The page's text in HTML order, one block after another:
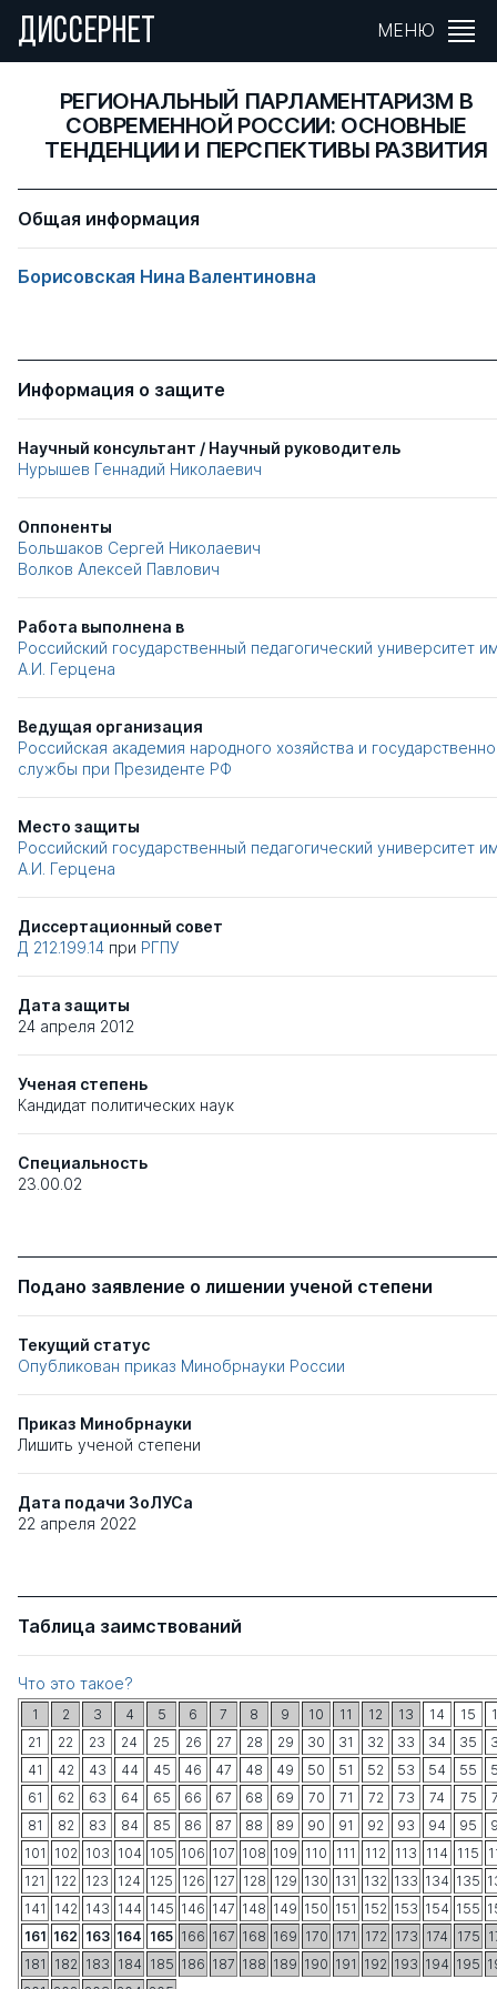
ДИССЕРНЕТ МЕНЮ
РЕГИОНАЛЬНЫЙ ПАРЛАМЕНТАРИЗМ В
СОВРЕМЕННОЙ РОССИИ: ОСНОВНЫЕ
ТЕНДЕНЦИИ И ПЕРСПЕКТИВЫ РАЗВИТИЯ
Общая информация
Борисовская Нина Валентиновна
Информация о защите
Научный консультант / Научный руководитель
Нурышев Геннадий Николаевич
Оппоненты
Большаков Сергей Николаевич
Волков Алексей Павлович
Работа выполнена в
Российский государственный педагогический университет
А.И. Герцена
Ведущая организация
Российская академия народного хозяйства и
службы при Президенте РФ
Место защиты
Российский государственный педагогический университет
А.И. Герцена
Диссертационный совет
Д 212.199.14 при РГПУ
Дата защиты
24 апреля 2012
Ученая степень
Кандидат политических наук
Специальность
23.00.02
Подано заявление о лишении ученой степени
Текущий статус
Опубликован приказ Минобрнауки России
Приказ Минобрнауки
Лишить ученой степени
Дата подачи ЗоЛУСа
22 апреля 2022
Таблица заимствований
Что это такое?
1 2 3 4 5 6 7 8 9 10 11 12 13 14 15
21
22 23 24 25 26 27 28 29 30 31 32 33 34 35
41
42 43 44 45 46 47 48 49 50 51 52 53 54 55
61
62 63 64 65 66 67 68 69 70 71 72 73 74 75
81
82 83 84 85 86 87 88 89 90 91 92 93 94 95
101
102 103 104 105 106 107 108 109 110 111 112 113 114 115
121
122 123 124 125 126 127 128 129 130 131 132 133 134 135
141
142 143 144 145 146 147 148 149 150 151 152 153 154 155
161 162 163 164 165 166 167 168 169 170 171 172 173 174 175
181
182 183 184 185 186 187 188 189 190 191 192 193 194 195